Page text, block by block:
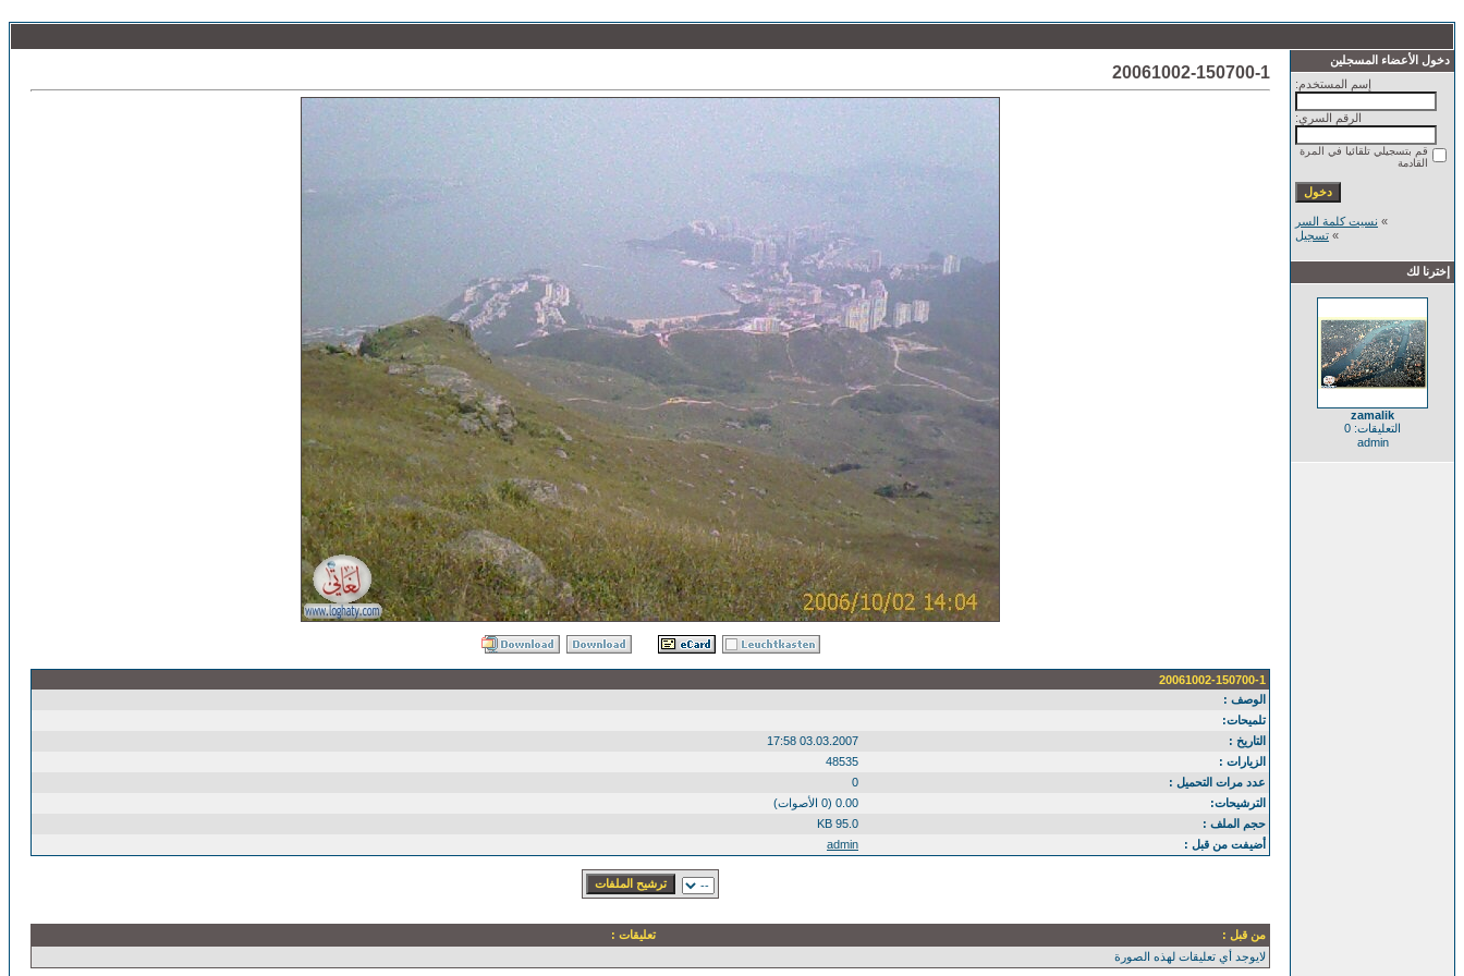
دخول الأعضاء المسجلين
إسم المستخدم:
الرقم السري:
قم بتسجيلي تلقائيا في المرة
القادمة
» نسيت كلمة السر
» تسجيل
إخترنا لك
zamalik
التعليقات: 0
admin
20061002-150700-1
20061002-150700-1
الوصف :
تلميحات:
التاريخ :
03.03.2007 17:58
الزيارات :
48535
عدد مرات التحميل :
0
الترشيحات:
0.00 (0 الأصوات)
حجم الملف :
95.0 KB
أضيفت من قبل :
admin
من قبل :
تعليقات :
لايوجد أي تعليقات لهذه الصورة